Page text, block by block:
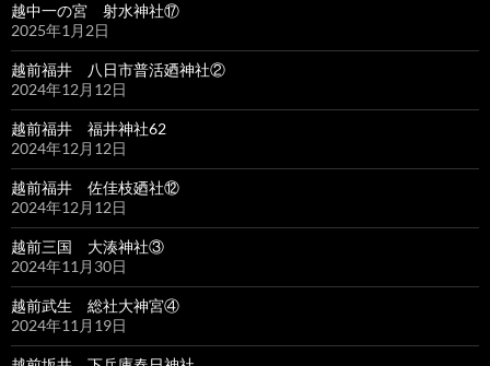
越中一の宮 射水神社⑰
2025年1月2日
越前福井 八日市普活廼神社②
2024年12月12日
越前福井 福井神社62
2024年12月12日
越前福井 佐佳枝廼社⑫
2024年12月12日
越前三国 大湊神社③
2024年11月30日
越前武生 総社大神宮④
2024年11月19日